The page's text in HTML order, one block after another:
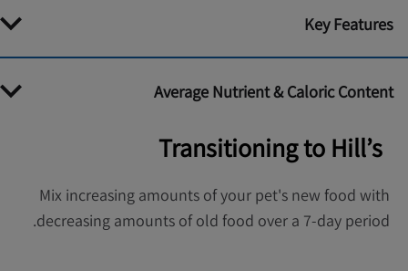
Key Features
Average Nutrient & Caloric Content
Transitioning to Hill’s
Mix increasing amounts of your pet's new food with
decreasing amounts of old food over a 7-day period.